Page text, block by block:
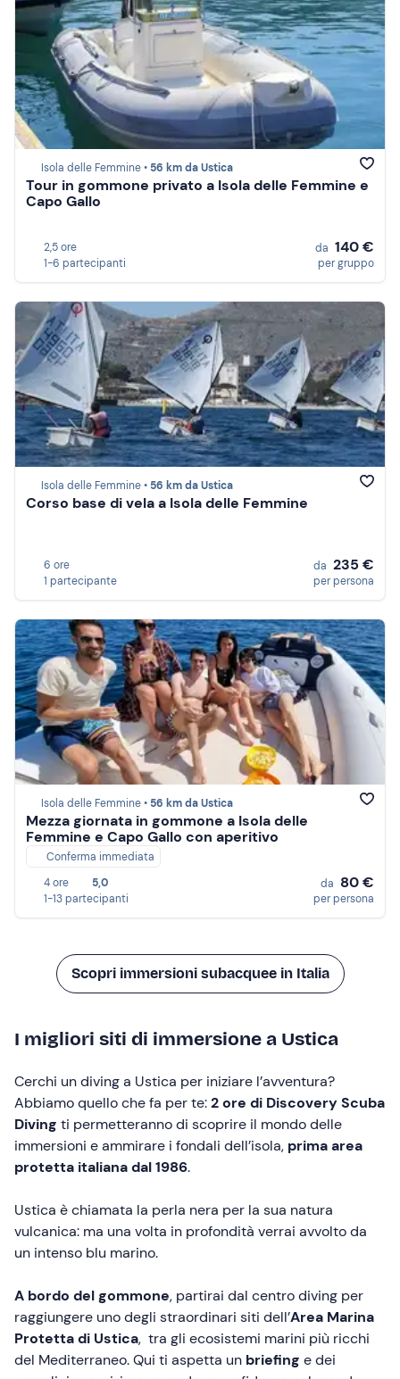
Isola delle Femmine • 56 km da Ustica
Tour in gommone privato a Isola delle Femmine e
Capo Gallo
2,5 ore
1-6 partecipanti
da 140 €
per gruppo
Isola delle Femmine • 56 km da Ustica
Corso base di vela a Isola delle Femmine
6 ore
1 partecipante
da 235 €
per persona
Isola delle Femmine • 56 km da Ustica
Mezza giornata in gommone a Isola delle
Femmine e Capo Gallo con aperitivo
Conferma immediata
4 ore
5,0
1-13 partecipanti
da 80 €
per persona
Scopri immersioni subacquee in Italia
I migliori siti di immersione a Ustica
Cerchi un diving a Ustica per iniziare l’avventura?
Abbiamo quello che fa per te:2 ore di Discovery Scuba
Diving ti permetteranno di scoprire il mondo delle
immersioni e ammirare i fondali dell’isola, prima area
protetta italiana dal 1986.
Ustica è chiamata la perla nera per la sua natura
vulcanica: ma una volta in profondità verrai avvolto da
un intenso blu marino.
A bordo del gommone, partirai dal centro diving per
raggiungere uno degli straordinari siti dell’Area Marina
Protetta di Ustica, tra gli ecosistemi marini più ricchi
del Mediterraneo. Qui ti aspetta un briefing e dei